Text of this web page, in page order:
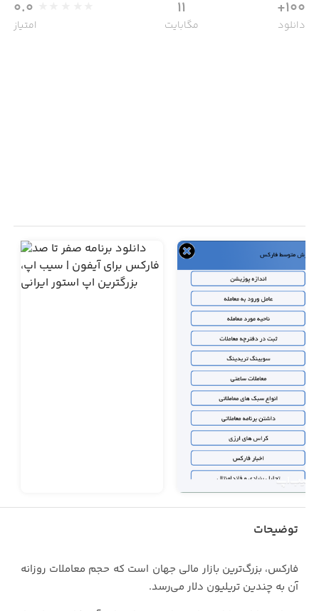
100+
دانلود
11
مگابایت
0.0
امتیاز
توضیحات
فارکس، بزرگ‌ترین بازار مالی جهان است که حجم معاملات روزانه
آن به چندین تریلیون دلار می‌رسد.